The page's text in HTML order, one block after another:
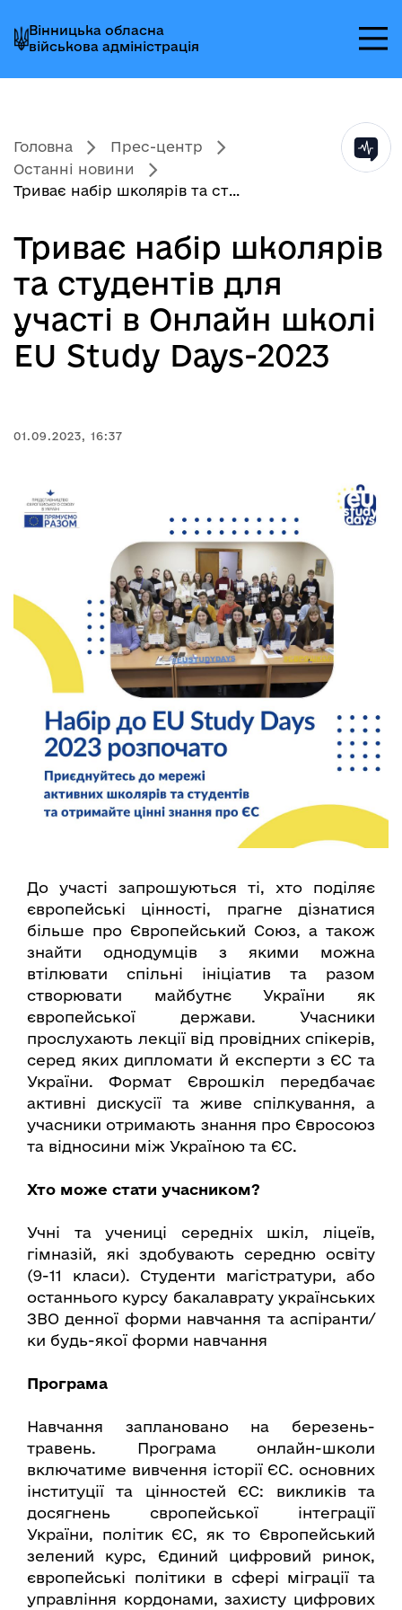
до
головного
меню
до
головного
вмісту
до
головного
колонтитула
Вінницька обласна
військова адміністрація
Головна
Прес-центр
Останні новини
Триває набір школярів та ст...
Триває набір школярів
та студентів для
участі в Онлайн школі
EU Study Days-2023
01.09.2023, 16:37
До участі запрошуються ті, хто поділяє
європейські цінності, прагне дізнатися
більше про Європейський Союз, а також
знайти однодумців з якими можна
втілювати спільні ініціатив та разом
створювати майбутнє України як
європейської держави. Учасники
прослухають лекції від провідних спікерів,
серед яких дипломати й експерти з ЄС та
України. Формат Єврошкіл передбачає
активні дискусії та живе спілкування, а
учасники отримають знання про Євросоюз
та відносини між Україною та ЄС.
Хто може стати учасником?
Учні та учениці середніх шкіл, ліцеїв,
гімназій, які здобувають середню освіту
(9-11 класи). Студенти магістратури, або
останнього курсу бакалаврату українських
ЗВО денної форми навчання та аспіранти/
ки будь-якої форми навчання
Програма
Навчання заплановано на березень-
травень. Програма онлайн-школи
включатиме вивчення історії ЄС. основних
інституції та цінностей ЄС: викликів та
досягнень свропейської інтеграції
України, політик ЄС, як то Європейський
зелений курс, Єдиний цифровий ринок,
європейські політики в сфері міграції та
управління кордонами, захисту цифрових